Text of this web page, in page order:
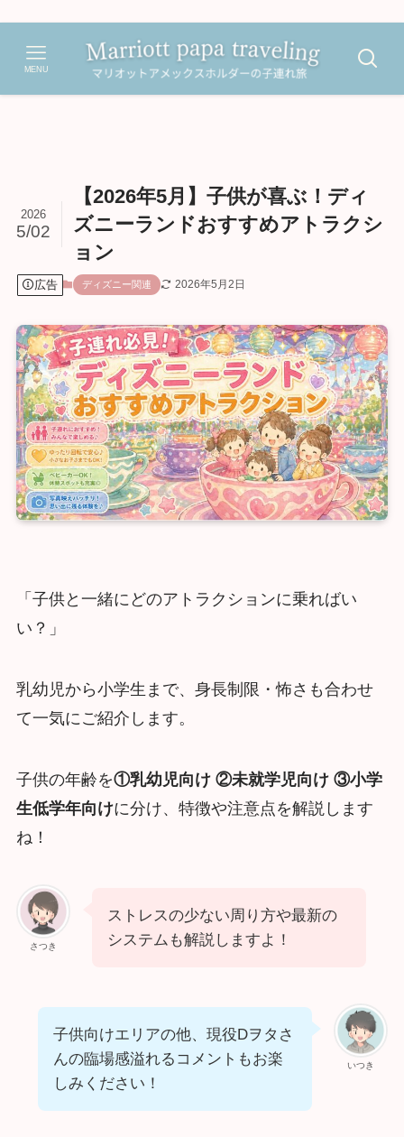
MENU
【2026年5月】子供が喜ぶ！ディ
ズニーランドおすすめアトラクシ
ョン
2026
5/02
広告 ディズニー関連 2026年5月2日
「子供と一緒にどのアトラクションに乗ればい
い？」
乳幼児から小学生まで、身長制限・怖さも合わせ
て一気にご紹介します。
子供の年齢を①乳幼児向け ②未就学児向け ③小学
生低学年向けに分け、特徴や注意点を解説します
ね！
さつき
ストレスの少ない周り方や最新の
システムも解説しますよ！
いつき
子供向けエリアの他、現役Dヲタさ
んの臨場感溢れるコメントもお楽
しみください！